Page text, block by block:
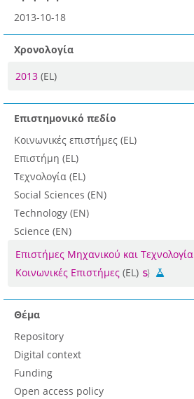
2013-10-18
Χρονολογία
2013 (EL)
Επιστημονικό πεδίο
Κοινωνικές επιστήμες (EL)
Επιστήμη (EL)
Τεχνολογία (EL)
Social Sciences (EN)
Technology (EN)
Science (EN)
Επιστήμες Μηχανικού και Τεχνολογία
Κοινωνικές Επιστήμες (EL)
Θέμα
Repository
Digital context
Funding
Open access policy